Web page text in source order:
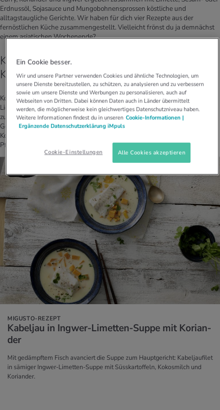
Erdnussöl, Sojasauce und Mungobohnensprossen köstliche und
alltagstaugliche Gerichte. Wir haben für dich vier Rezepte aus der
fernöstlichen Küche zusammengestellt. Vielleicht frönst du ja demnächst
einem asiatischen Wochenende?
Kabeljaufilet in Ingwer-Limetten-Suppe mit
Koriander
MIGUSTO-REZEPT
Ka­bel­jau in Ing­wer-Li­met­ten-Suppe mit Ko­ri­an­
der
Mit gedämpftem Fisch avanciert die Suppe zum Hauptgericht: Kabeljaufilet
in sämiger Ingwer-Limetten-Suppe mit Süsskartoffeln, Kokosmilch und
Koriander.
Koriander ist nicht jedermanns Sache. Ob man zu den Koriander-
Liebhabern gehört oder nicht, soll genetisch bedingt sein. Wenn du auch
zu jenen gehörst, die lieber einen Bogen um das Kraut mit dem „seifigen“
Geschmack machen: Probiere es doch trotzdem noch einmal. Je nach
Kombination und Dosierung kann Koriander dem Gericht den richtigen
Pfiff geben.
Ein Cookie besser.
Wir und unsere Partner verwenden Cookies und ähnliche Technologien, um
unsere Dienste bereitzustellen, zu schützen, zu analysieren und zu verbessern
sowie um unsere Dienste und Werbungen zu personalisieren, auch auf
Webseiten von Dritten. Dabei können Daten auch in Länder übermittelt
werden, die möglicherweise kein gleichwertiges Datenschutzniveau haben.
Weitere Informationen findest du in unseren Cookie-Informationen |
Ergänzende Datenschutzerklärung iMpuls
Cookie-Einstellungen Alle Cookies akzeptieren